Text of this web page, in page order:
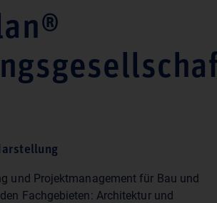
Fachgebieten: Architektur und